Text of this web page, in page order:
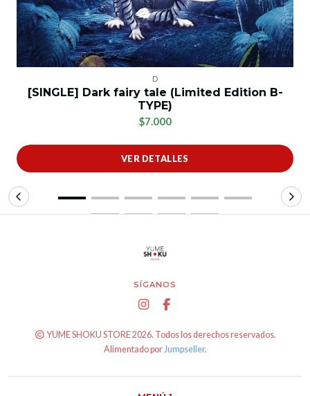
D
[SINGLE] Dark fairy tale (Limited Edition B-
TYPE)
$7.000
VER DETALLES
SÍGANOS
YUME SHOKU STORE 2026. Todos los derechos reservados.
Alimentado porJumpseller.